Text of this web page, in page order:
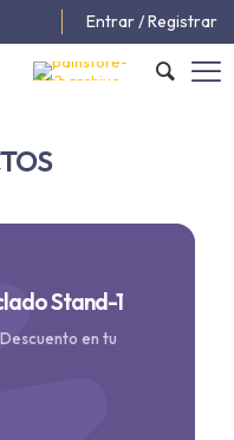
Entrar / Registrar
Stand-1
en tu